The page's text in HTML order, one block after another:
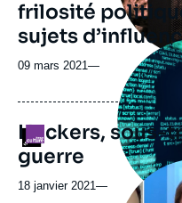
frilosité
sujets
09 mars 2021—
Logo
Image
principale
médiatique
Hackers, sous-
guerre
18 janvier 2021—
Image
principale